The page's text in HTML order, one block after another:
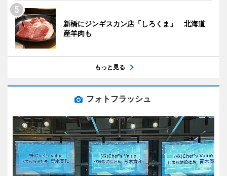
新橋にジンギスカン店「しろくま」 北海道
産羊肉も
もっと見る
フォトフラッシュ